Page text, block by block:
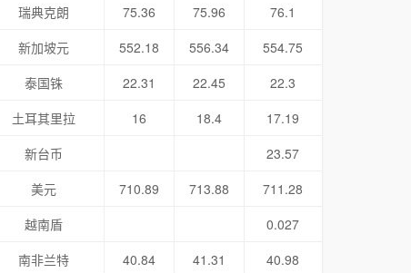
瑞典克朗
75.36 75.96
76.1
新加坡元
552.18 556.34
554.75
泰国铢
22.31 22.45
22.3
土耳其里拉
16 18.4
17.19
新台币
23.57
美元
710.89 713.88
711.28
越南盾
0.027
南非兰特
40.84 41.31
40.98